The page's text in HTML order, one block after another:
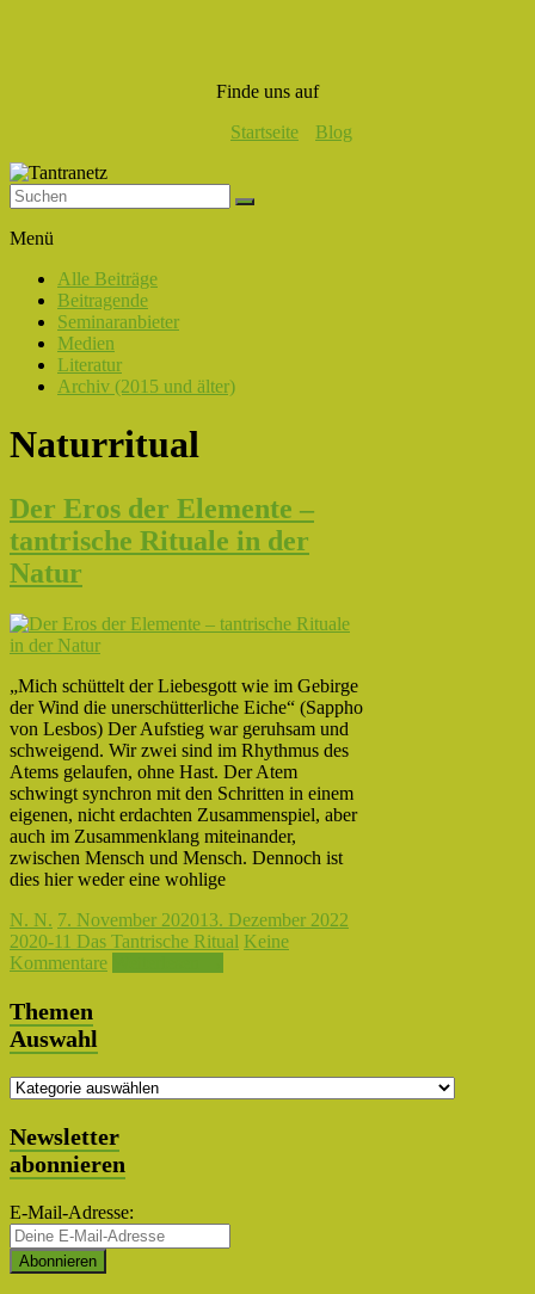
Finde uns auf
Startseite
Blog
Liebe,
Eros
Tantra
Menü
Alle Beiträge
Beitragende
Seminaranbieter
Medien
Literatur
Archiv (2015 und älter)
Naturritual
Der Eros der Elemente –
tantrische Rituale in der
Natur
„Mich schüttelt der Liebesgott wie im Gebirge
der Wind die unerschütterliche Eiche“ (Sappho
von Lesbos) Der Aufstieg war geruhsam und
schweigend. Wir zwei sind im Rhythmus des
Atems gelaufen, ohne Hast. Der Atem
schwingt synchron mit den Schritten in einem
eigenen, nicht erdachten Zusammenspiel, aber
auch im Zusammenklang miteinander,
zwischen Mensch und Mensch. Dennoch ist
dies hier weder eine wohlige
N. N. 7. November 202013. Dezember 2022
2020-11 Das Tantrische Ritual Keine
Kommentare
Themen
Auswahl
Themen
Newsletter
abonnieren
E-Mail-Adresse: